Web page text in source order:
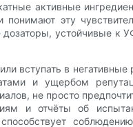
активные
эту
устойчивые к
вступать в негативные
и ущербом
не просто
и отчёты об